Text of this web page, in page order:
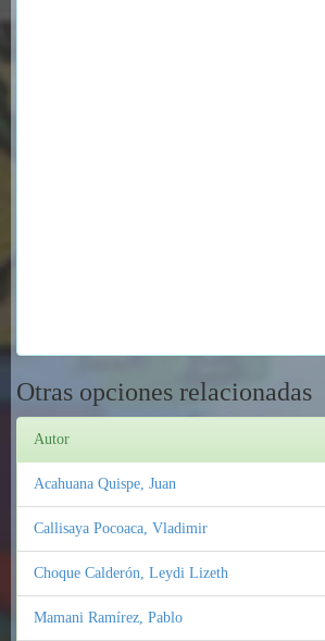
Otras opciones relacionadas
Autor
Acahuana Quispe, Juan
Callisaya Pocoaca, Vladimir
Choque Calderón, Leydi Lizeth
Mamani Ramírez, Pablo